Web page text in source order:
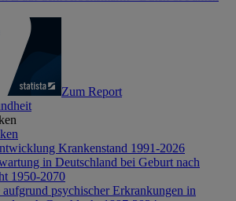
Zum Report
Krankenstand 1991-2026
in Deutschland bei Geburt nach
1950-2070
psychischer Erkrankungen in